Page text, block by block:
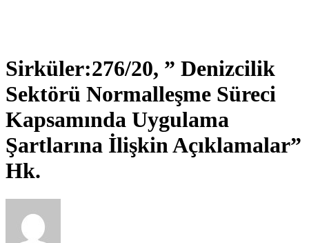
Sirküler:276/20, ” Denizcilik
Sektörü Normalleşme Süreci
Kapsamında Uygulama
Şartlarına İlişkin Açıklamalar”
Hk.